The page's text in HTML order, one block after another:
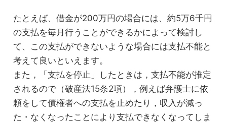
たとえば、借金が200万円の場合には、約5万6千円
の支払を毎月行うことができるかによって検討し
て、この支払ができないような場合には支払不能と
考えて良いといえます。
また，「支払を停止」したときは，支払不能が推定
されるので（破産法15条2項），例えば弁護士に依
頼をして債権者への支払を止めたり，収入が減っ
た・なくなったことにより支払できなくなってしま